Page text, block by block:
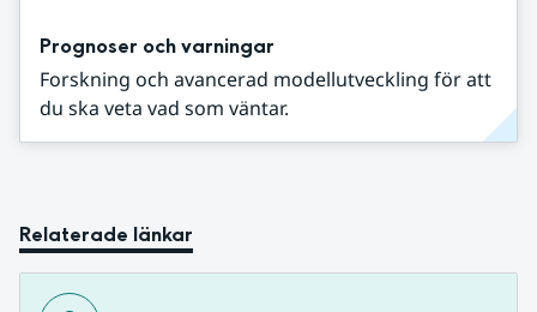
Prognoser och varningar
Forskning och avancerad modellutveckling för att
du ska veta vad som väntar.
Relaterade länkar